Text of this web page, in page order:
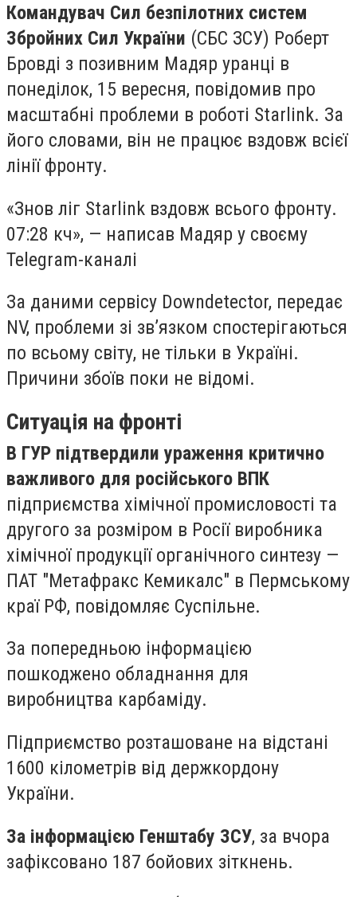
Командувач Сил безпілотних систем
Збройних Сил України (СБС ЗСУ) Роберт
Бровді з позивним Мадяр уранці в
понеділок, 15 вересня, повідомив про
масштабні проблеми в роботі Starlink. За
його словами, він не працює вздовж всієї
лінії фронту.
«Знов ліг Starlink вздовж всього фронту.
07:28 кч», — написав Мадяр у своєму
Telegram-каналі
За даними сервісу Downdetector, передає
NV, проблеми зі зв’язком спостерігаються
по всьому світу, не тільки в Україні.
Причини збоїв поки не відомі.
Ситуація на фронті
В ГУР підтвердили ураження критично
важливого для російського ВПК
підприємства хімічної промисловості та
другого за розміром в Росії виробника
хімічної продукції органічного синтезу —
ПАТ "Метафракс Кемикалс" в Пермському
краї РФ, повідомляє Суспільне.
За попередньою інформацією
пошкоджено обладнання для
виробництва карбаміду.
Підприємство розташоване на відстані
1600 кілометрів від держкордону
України.
За інформацією Генштабу ЗСУ, за вчора
зафіксовано 187 бойових зіткнень.